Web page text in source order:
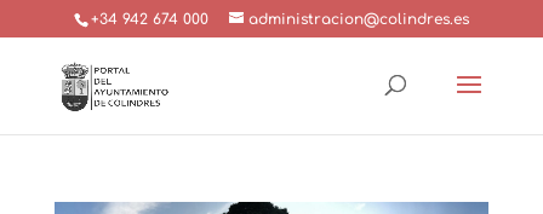
+34 942 674 000 administracion@colindres.es